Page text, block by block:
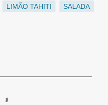
LIMÃO TAHITI
SALADA